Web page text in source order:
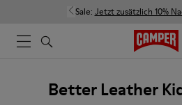
Sale: Jetzt zusätzlich 10%
Better Leather